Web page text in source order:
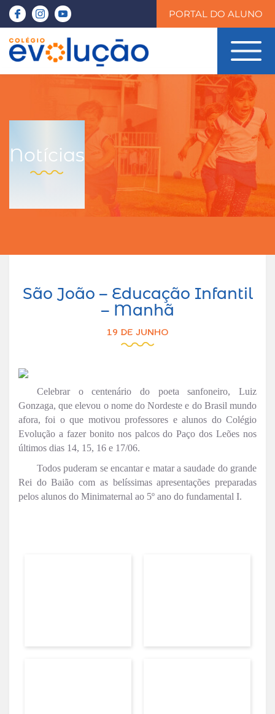
PORTAL DO ALUNO
Notícias
São João – Educação Infantil
– Manhã
19 DE JUNHO
Celebrar o centenário do poeta sanfoneiro, Luiz
Gonzaga, que elevou o nome do Nordeste e do Brasil mundo
afora, foi o que motivou professores e alunos do Colégio
Evolução a fazer bonito nos palcos do Paço dos Leões nos
últimos dias 14, 15, 16 e 17/06.
Todos puderam se encantar e matar a saudade do grande
Rei do Baião com as belíssimas apresentações preparadas
pelos alunos do Minimaternal ao 5º ano do fundamental I.